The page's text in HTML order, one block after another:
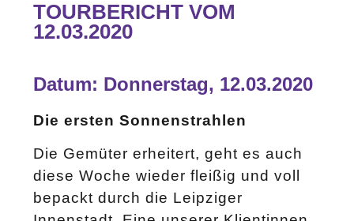
TOURBERICHT VOM
12.03.2020
Datum: Donnerstag, 12.03.2020
Die ersten Sonnenstrahlen
Die Gemüter erheitert, geht es auch
diese Woche wieder fleißig und voll
bepackt durch die Leipziger